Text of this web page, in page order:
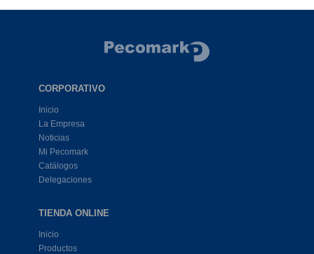
CORPORATIVO
Inicio
La Empresa
Noticias
Mi Pecomark
Catálogos
Delegaciones
TIENDA ONLINE
Inicio
Productos